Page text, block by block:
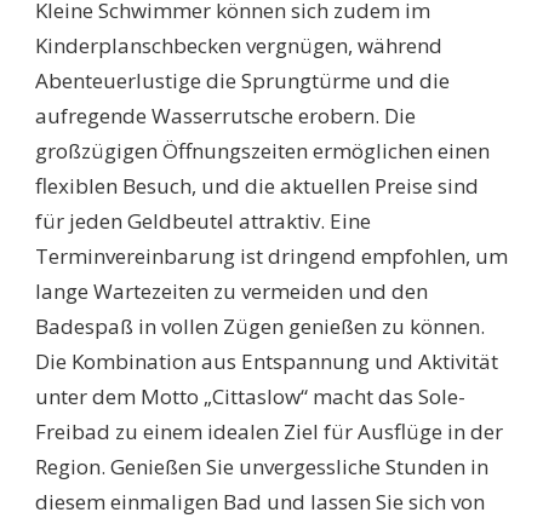
Kleine Schwimmer können sich zudem im
Kinderplanschbecken vergnügen, während
Abenteuerlustige die Sprungtürme und die
aufregende Wasserrutsche erobern. Die
großzügigen Öffnungszeiten ermöglichen einen
flexiblen Besuch, und die aktuellen Preise sind
für jeden Geldbeutel attraktiv. Eine
Terminvereinbarung ist dringend empfohlen, um
lange Wartezeiten zu vermeiden und den
Badespaß in vollen Zügen genießen zu können.
Die Kombination aus Entspannung und Aktivität
unter dem Motto „Cittaslow“ macht das Sole-
Freibad zu einem idealen Ziel für Ausflüge in der
Region. Genießen Sie unvergessliche Stunden in
diesem einmaligen Bad und lassen Sie sich von